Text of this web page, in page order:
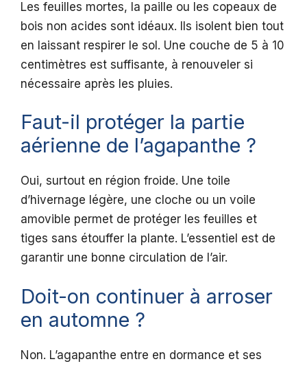
Les feuilles mortes, la paille ou les copeaux de
bois non acides sont idéaux. Ils isolent bien tout
en laissant respirer le sol. Une couche de 5 à 10
centimètres est suffisante, à renouveler si
nécessaire après les pluies.
Faut-il protéger la partie
aérienne de l’agapanthe ?
Oui, surtout en région froide. Une toile
d’hivernage légère, une cloche ou un voile
amovible permet de protéger les feuilles et
tiges sans étouffer la plante. L’essentiel est de
garantir une bonne circulation de l’air.
Doit-on continuer à arroser
en automne ?
Non. L’agapanthe entre en dormance et ses